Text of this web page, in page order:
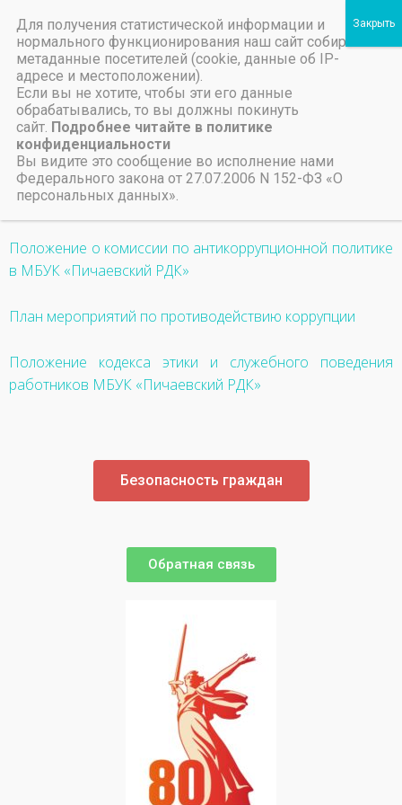
Пичаевский дом культуры
30 декабря, 2022
НАЗАД
Предыдущая запись
Приказ «О создании комиссии по противодействию
коррупции»
Положение о комиссии по антикоррупционной политике
в МБУК «Пичаевский РДК»
План мероприятий по противодействию коррупции
Положение кодекса этики и служебного поведения
работников МБУК «Пичаевский РДК»
Безопасность граждан
Обратная связь
Для получения статистической информации и
нормального функционирования наш сайт собирает
метаданные посетителей (cookie, данные об IP-
адресе и местоположении).
Если вы не хотите, чтобы эти его данные
обрабатывались, то вы должны покинуть
сайт. Подробнее читайте в политике
конфиденциальности
Вы видите это сообщение во исполнение нами
Федерального закона от 27.07.2006 N 152-ФЗ «О
персональных данных».